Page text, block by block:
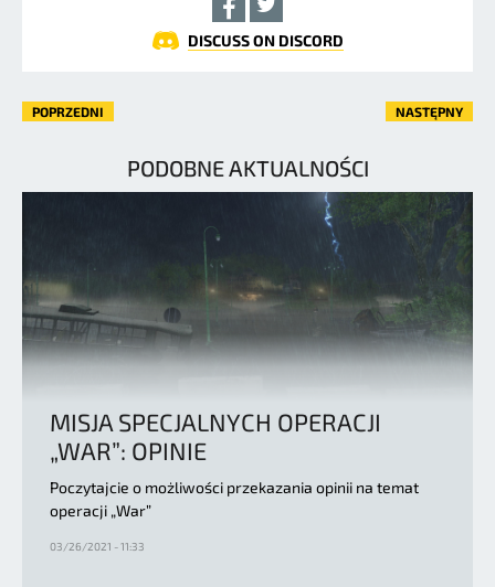
DISCUSS ON DISCORD
POPRZEDNI NASTĘPNY
PODOBNE AKTUALNOŚCI
MISJA SPECJALNYCH OPERACJI
„WAR”: OPINIE
Poczytajcie o możliwości przekazania opinii na temat
operacji „War”
03/26/2021 - 11:33